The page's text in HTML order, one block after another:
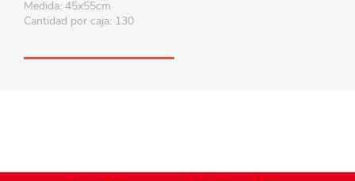
Medida: 45x55cm
Cantidad por caja: 130